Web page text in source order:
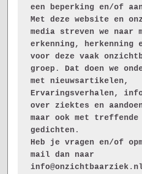
een beperking en/of
Met deze website en
media streven we naar
erkenning, herkenning
voor deze vaak
groep. Dat doen we
met nieuwsartikelen,
Ervaringsverhalen,
over ziektes en
maar ook met treffende
gedichten.
Heb je vragen en/of
mail dan naar